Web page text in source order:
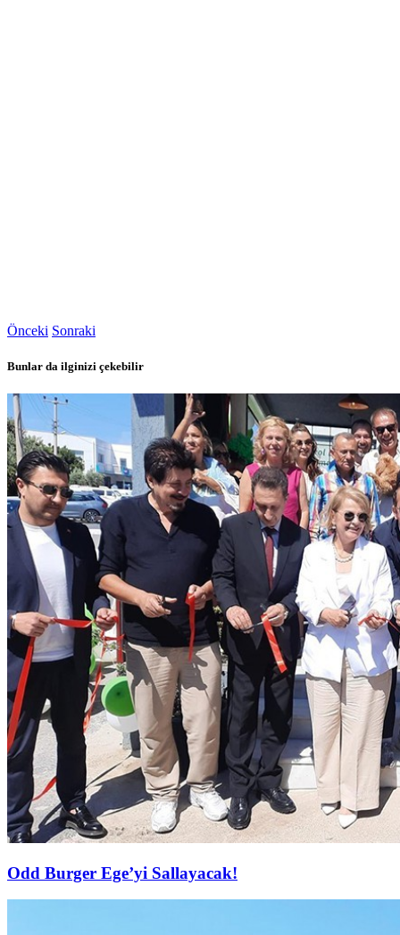
Önceki Sonraki
Bunlar da ilginizi çekebilir
Odd Burger Ege’yi Sallayacak!